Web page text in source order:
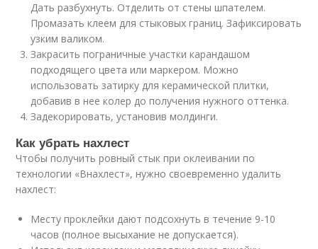
Дать разбухнуть. Отделить от стены шпателем.
Промазать клеем для стыковых границ. Зафиксировать
узким валиком.
Закрасить пограничные участки карандашом
подходящего цвета или маркером. Можно
использовать затирку для керамической плитки,
добавив в нее колер до получения нужного оттенка.
Задекорировать, установив молдинги.
Как убрать нахлест
Чтобы получить ровный стык при оклеивании по
технологии «Внахлест», нужно своевременно удалить
нахлест:
Месту проклейки дают подсохнуть в течение 9-10
часов (полное высыхание не допускается).